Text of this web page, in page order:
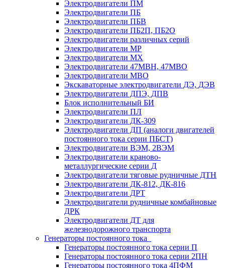
Электродвигатели ПМ
Электродвигатели ПБ
Электродвигатели ПБВ
Электродвигатели ПБ2П, ПБ2О
Электродвигатели различных серий
Электродвигатели МР
Электродвигатели MX
Электродвигатели 47MBH, 47МВО
Электродвигатели MBO
Экскаваторные электродвигатели ДЭ, ДЭВ
Электродвигатели ДПЭ, ДПВ
Блок исполнительный БИ
Электродвигатели ПЛ
Электродвигатели ДК-309
Электродвигатели ДП (аналоги двигателей
постоянного тока серии ПБСТ)
Электродвигатели ВЭМ, 2ВЭМ
Электродвигатели краново-
металлургические серии Д
Электродвигатели тяговые рудничные ДТН
Электродвигатели ДК-812, ДК-816
Электродвигатели ДРТ
Электродвигатели рудничные комбайновые
ДРК
Электродвигатели ДТ для
железнодорожного транспорта
Генераторы постоянного тока
Генераторы постоянного тока серии П
Генераторы постоянного тока серии 2ПН
Генераторы постоянного тока 4ПФМ